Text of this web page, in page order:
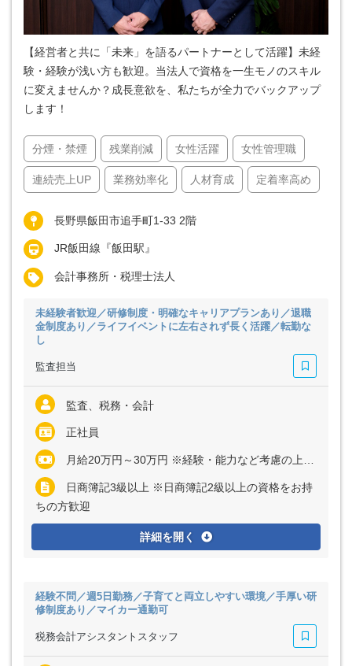
【経営者と共に「未来」を語るパートナーとして活躍】未経
験・経験が浅い方も歓迎。当法人で資格を一生モノのスキル
に変えませんか？成長意欲を、私たちが全力でバックアップ
します！
分煙・禁煙 残業削減 女性活躍 女性管理職
連続売上UP 業務効率化 人材育成 定着率高め
長野県飯田市追手町1-33 2階
JR飯田線『飯田駅』
会計事務所・税理士法人
未経験者歓迎／研修制度・明確なキャリアプランあり／退職
金制度あり／ライフイベントに左右されず長く活躍／転勤な
し
監査担当
監査、税務・会計
正社員
月給20万円～30万円 ※経験・能力など考慮の上、決定いたします ※残業代は全額支給
日商簿記3級以上 ※日商簿記2級以上の資格をお持
ちの方歓迎
詳細を開く
経験不問／週5日勤務／子育てと両立しやすい環境／手厚い研
修制度あり／マイカー通勤可
税務会計アシスタントスタッフ